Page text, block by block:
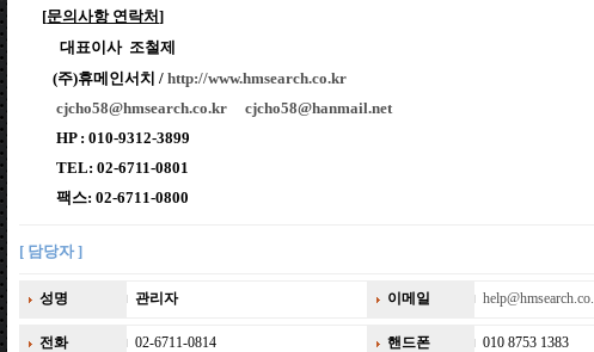
[문의사항 연락처]
대표이사 조철제
(주)휴메인서치 /http://www.hmsearch.co.kr
cjcho58@hmsearch.co.kr
cjcho58@hanmail.net
HP : 010-9312-3899
TEL: 02-6711-0801
팩스: 02-6711-0800
[ 담당자 ]
성명 관리자 이메일
전화 02-6711-0814 핸드폰 010 8753 1383